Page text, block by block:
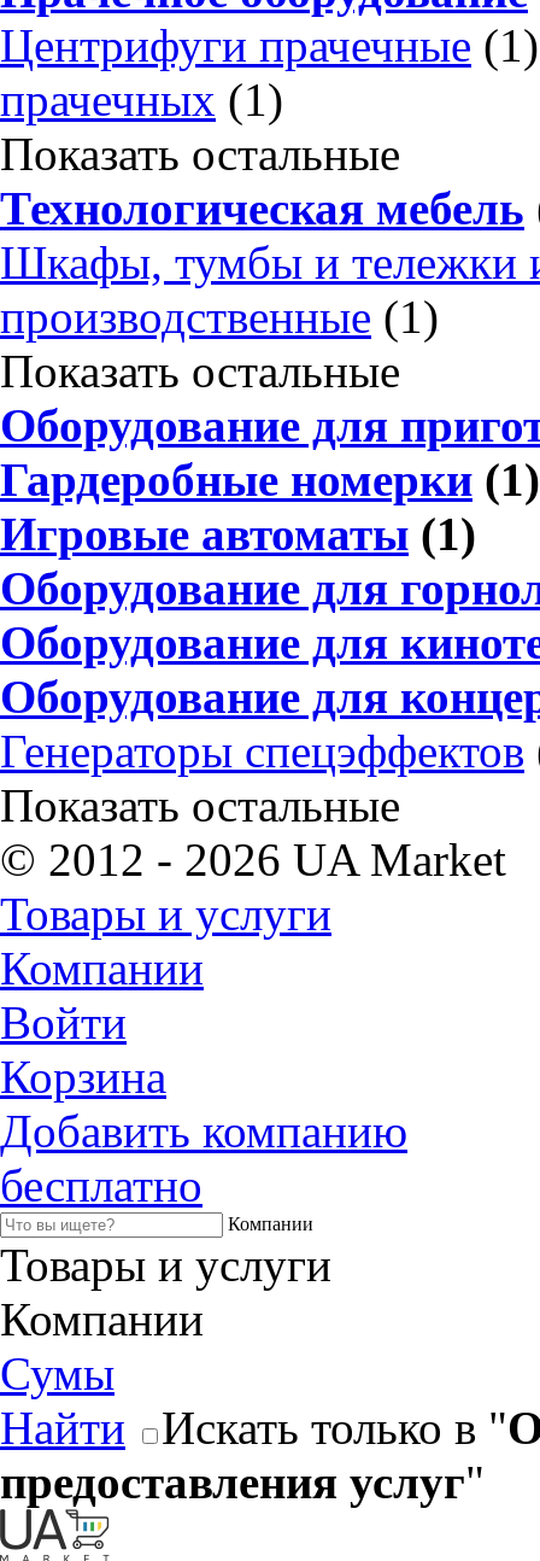
Центрифуги прачечные
прачечных (1)
Показать остальные
Технологическая мебель
Шкафы, тумбы и тележки
производственные (1)
Показать остальные
Оборудование для
Гардеробные номерки (1)
Игровые автоматы (1)
Оборудование для
Оборудование для
Оборудование для
Генераторы спецэффектов
Показать остальные
© 2012 - 2026 UA Market
Товары и услуги
Компании
Войти
Корзина
Добавить компанию
бесплатно
Компании
Товары и услуги
Компании
Сумы
Найти
Искать только в "
предоставления услуг"